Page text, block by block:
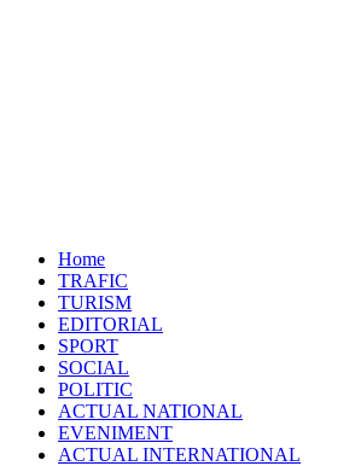
Home
TRAFIC
TURISM
EDITORIAL
SPORT
SOCIAL
POLITIC
ACTUAL NATIONAL
EVENIMENT
ACTUAL INTERNATIONAL